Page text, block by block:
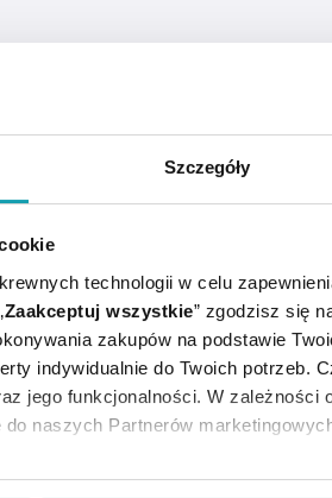
Szczegóły
technologii w celu
Zaakceptuj wszystkie” zgodzisz się
zakupów na podstawie
indywidualnie do Twoich potrzeb.
jego funkcjonalności. W
naszych Partnerów
i wybrać tylko niektóre dodatkowe
do higieny intymnej, który
Ultra-Nawilżający zapewnia
narażone na dolegliwości